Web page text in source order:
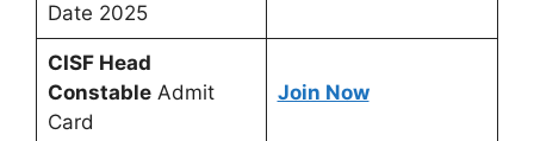
Date 2025
CISF Head
ConstableAdmit
Card
Join Now